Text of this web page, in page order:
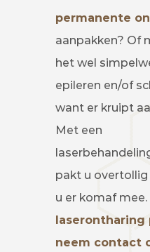
permanente
aanpakken? Of
het wel
epileren en/of
want er kruipt
Met een
pakt u
u er komaf
laserontharing
neem contact